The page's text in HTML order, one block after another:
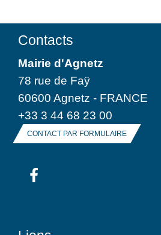
Contacts
Mairie d'Agnetz
78 rue de Faÿ
60600 Agnetz - FRANCE
+33 3 44 68 23 00
CONTACT PAR FORMULAIRE